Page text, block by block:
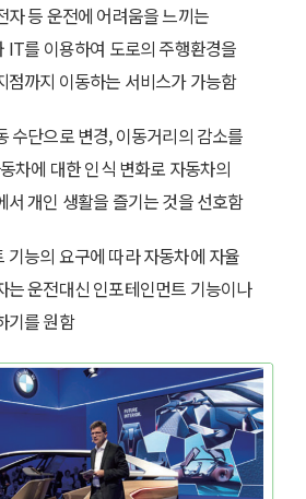
자 등 운전에 어려움을 느끼는
IT를 이용하여 도로의 주행환경을
점까지 이동하는 서비스가 가능함
수단으로 변경, 이동거리의 감소를
차에 대한 인식 변화로 자동차의
개인 생활을 즐기는 것을 선호함
기능의 요구에 따라 자동차에 자율
는 운전대신 인포테인먼트 기능이나
기를 원함